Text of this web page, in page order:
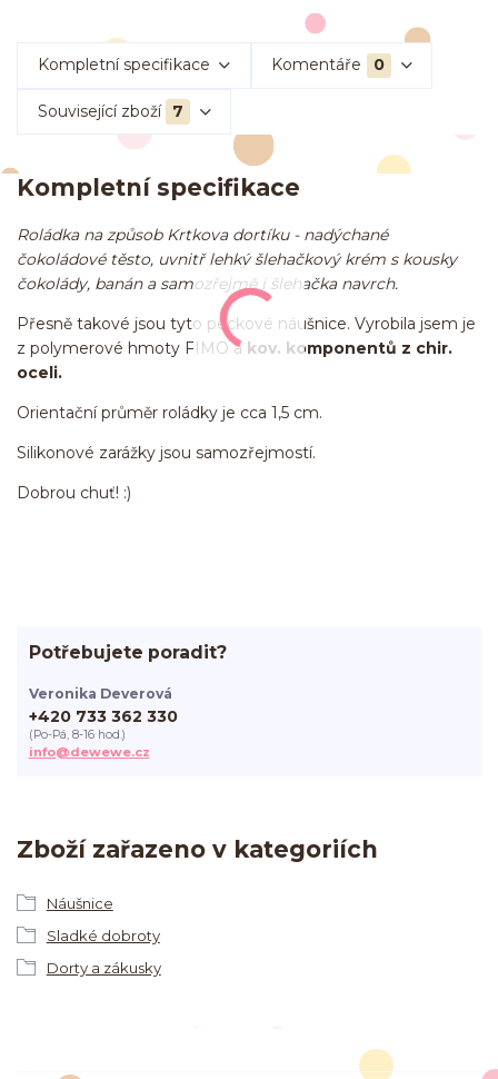
Kompletní specifikace Komentáře 0
Související zboží 7
Kompletní specifikace
Roládka na způsob Krtkova dortíku - nadýchané
čokoládové těsto, uvnitř lehký šlehačkový krém s kousky
čokolády, banán a samozřejmě i šlehačka navrch.
Přesně takové jsou tyto peckové náušnice. Vyrobila jsem je
z polymerové hmoty FIMO a kov. komponentů z chir.
oceli.
Orientační průměr roládky je cca 1,5 cm.
Silikonové zarážky jsou samozřejmostí.
Dobrou chuť! :)
Zboží zařazeno v kategoriích
Náušnice
Sladké dobroty
Dorty a zákusky
Potřebujete poradit?
Veronika Deverová
+420 733 362 330
(Po-Pá, 8-16 hod.)
info@dewewe.cz